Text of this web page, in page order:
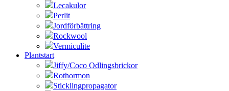
Lecakulor
Perlit
Jordförbättring
Rockwool
Vermiculite
Plantstart
Jiffy/Coco Odlingsbrickor
Rothormon
Sticklingpropagator